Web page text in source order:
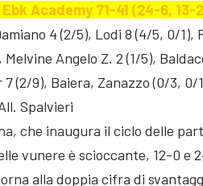
Academy 71-41 (24-6, 13-
4 (2/5), Lodi 8 (4/5, 0/
Melvine Angelo Z. 2 (1/5),
(2/9), Baiera, Zanazzo (0/3,
Spalvieri
che inaugura il ciclo delle
vunere è scioccante, 12-0
alla doppia cifra di